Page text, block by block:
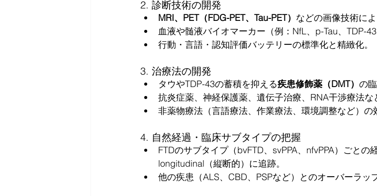
2. 診断技術の開発
MRI、PET（FDG-PET、Tau-PET） などの画像技術に
血液や髄液バイオマーカー（例：NfL、p-Tau、TDP-43
行動・言語・認知評価バッテリーの標準化と精緻化。
3. 治療法の開発
タウやTDP-43の蓄積を抑える疾患修飾薬（DMT） の
抗炎症薬、神経保護薬、遺伝子治療、RNA干渉療法な
非薬物療法（言語療法、作業療法、環境調整など）の
4. 自然経過・臨床サブタイプの把握
FTDのサブタイプ（bvFTD、svPPA、nfvPPA）ごとの
longitudinal（縦断的）に追跡。
他の疾患（ALS、CBD、PSPなど）とのオーバーラッ